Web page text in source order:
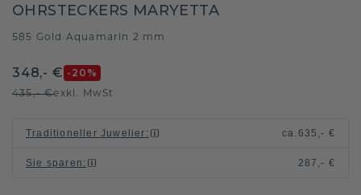
OHRSTECKERS MARYETTA
585 Gold Aquamarin 2 mm
348,- € -20 %
435,- €exkl. MwSt
Traditioneller Juwelier : ca. 635,- €
Sie sparen : 287,- €